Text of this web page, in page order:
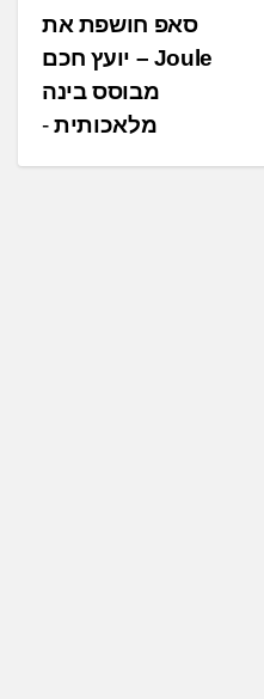
סאפ חושפת את
Joule – יועץ חכם
מבוסס בינה
מלאכותית